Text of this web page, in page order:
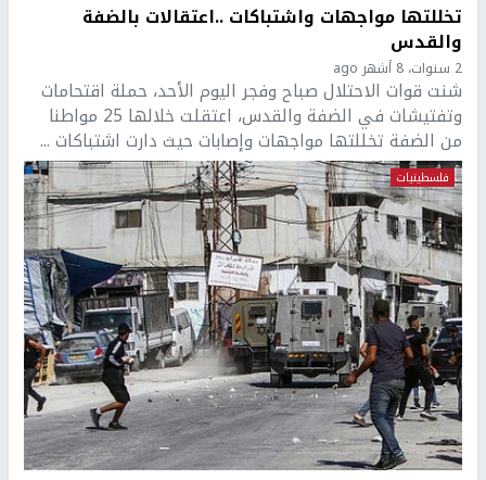
تخللتها مواجهات واشتباكات ..اعتقالات بالضفة
والقدس
2 سنوات، 8 أشهر ago
شنت قوات الاحتلال صباح وفجر اليوم الأحد، حملة اقتحامات
وتفتيشات في الضفة والقدس، اعتقلت خلالها 25 مواطنا
من الضفة تخللتها مواجهات وإصابات حيث دارت اشتباكات ...
فلسطينيات